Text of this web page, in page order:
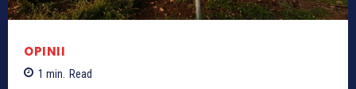
OPINII
1 min. Read